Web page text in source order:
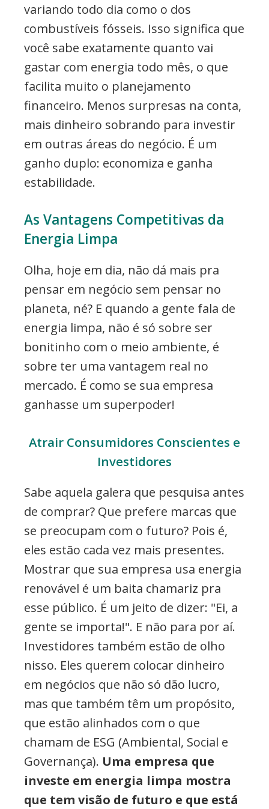
variando todo dia como o dos
combustíveis fósseis. Isso significa que
você sabe exatamente quanto vai
gastar com energia todo mês, o que
facilita muito o planejamento
financeiro. Menos surpresas na conta,
mais dinheiro sobrando para investir
em outras áreas do negócio. É um
ganho duplo: economiza e ganha
estabilidade.
As Vantagens Competitivas da
Energia Limpa
Olha, hoje em dia, não dá mais pra
pensar em negócio sem pensar no
planeta, né? E quando a gente fala de
energia limpa, não é só sobre ser
bonitinho com o meio ambiente, é
sobre ter uma vantagem real no
mercado. É como se sua empresa
ganhasse um superpoder!
Atrair Consumidores Conscientes e
Investidores
Sabe aquela galera que pesquisa antes
de comprar? Que prefere marcas que
se preocupam com o futuro? Pois é,
eles estão cada vez mais presentes.
Mostrar que sua empresa usa energia
renovável é um baita chamariz pra
esse público. É um jeito de dizer: "Ei, a
gente se importa!". E não para por aí.
Investidores também estão de olho
nisso. Eles querem colocar dinheiro
em negócios que não só dão lucro,
mas que também têm um propósito,
que estão alinhados com o que
chamam de ESG (Ambiental, Social e
Governança). Uma empresa que
investe em energia limpa mostra
que tem visão de futuro e que está